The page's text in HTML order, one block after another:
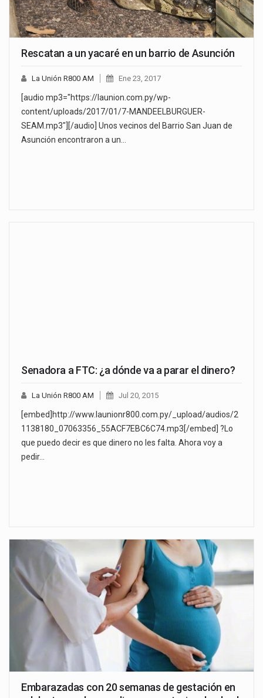
Rescatan a un yacaré en un barrio de Asunción
La Unión R800 AM Ene 23, 2017
[audio mp3="https://launion.com.py/wp-
content/uploads/2017/01/7-MANDEELBURGUER-
SEAM.mp3"][/audio] Unos vecinos del Barrio San Juan de
Asunción encontraron a un…
Senadora a FTC: ¿a dónde va a parar el dinero?
La Unión R800 AM Jul 20, 2015
[embed]http://www.launionr800.com.py/_upload/audios/2
1138180_07063356_55ACF7EBC6C74.mp3[/embed] ?Lo
que puedo decir es que dinero no les falta. Ahora voy a
pedir…
Embarazadas con 20 semanas de gestación en